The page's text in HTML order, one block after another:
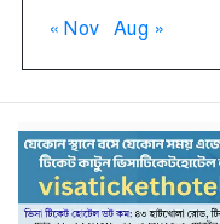
« Nov Aug »